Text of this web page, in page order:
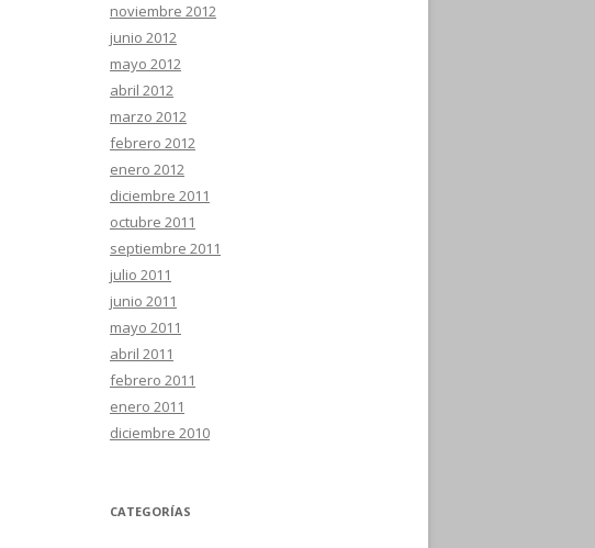
noviembre 2012
junio 2012
mayo 2012
abril 2012
marzo 2012
febrero 2012
enero 2012
diciembre 2011
octubre 2011
septiembre 2011
julio 2011
junio 2011
mayo 2011
abril 2011
febrero 2011
enero 2011
diciembre 2010
CATEGORÍAS